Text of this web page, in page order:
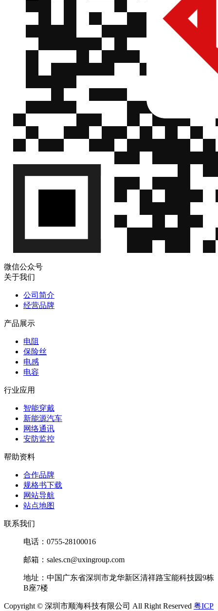
微信公众号
关于我们
公司简介
经营品牌
产品展示
电阻
保险丝
电感
电容
行业应用
智能穿戴
新能源汽车
网络通讯
安防监控
帮助资料
合作品牌
规格书下载
网站导航
站点地图
联系我们
电话：0755-28100016
邮箱：sales.cn@uxingroup.com
地址：中国广东省深圳市龙华新区清祥路宝能科技园9栋
B座7楼
Copyright © 深圳市顺海科技有限公司 All Right Reserved 粤ICP